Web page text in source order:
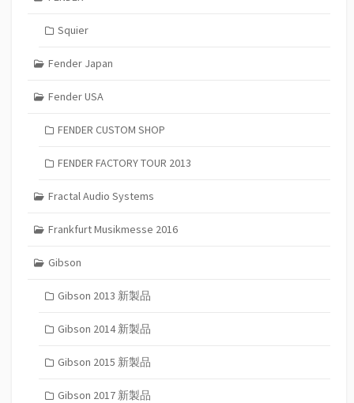
Squier
Fender Japan
Fender USA
FENDER CUSTOM SHOP
FENDER FACTORY TOUR 2013
Fractal Audio Systems
Frankfurt Musikmesse 2016
Gibson
Gibson 2013 新製品
Gibson 2014 新製品
Gibson 2015 新製品
Gibson 2017 新製品